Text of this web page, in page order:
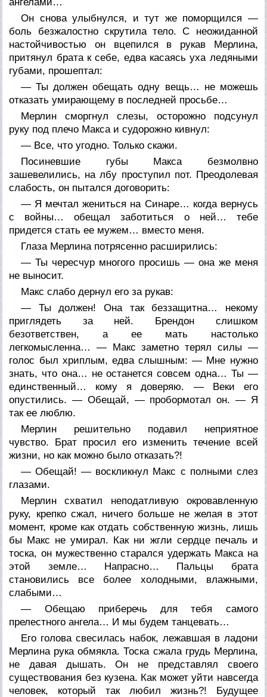
Он снова улыбнулся, и тут же поморщился —
боль безжалостно скрутила тело. С неожиданной
настойчивостью он вцепился в рукав Мерлина,
притянул брата к себе, едва касаясь уха ледяными
губами, прошептал:
— Ты должен обещать одну вещь… не можешь
отказать умирающему в последней просьбе…
Мерлин сморгнул слезы, осторожно подсунул
руку под плечо Макса и судорожно кивнул:
— Все, что угодно. Только скажи.
Посиневшие губы Макса безмолвно
зашевелились, на лбу проступил пот. Преодолевая
слабость, он пытался договорить:
— Я мечтал жениться на Синаре… когда вернусь
с войны… обещал заботиться о ней… тебе
придется стать ее мужем… вместо меня.
Глаза Мерлина потрясенно расширились:
— Ты чересчур многого просишь — она же меня
не выносит.
Макс слабо дернул его за рукав:
— Ты должен! Она так беззащитна… некому
приглядеть за ней. Брендон слишком
безответствен, а ее мать настолько
легкомысленна… — Макс заметно терял силы —
голос был хриплым, едва слышным: — Мне нужно
знать, что она… не останется совсем одна… Ты —
единственный… кому я доверяю. — Веки его
опустились. — Обещай, — пробормотал он. — Я
так ее люблю.
Мерлин решительно подавил неприятное
чувство. Брат просил его изменить течение всей
жизни, но как можно было отказать?!
— Обещай! — воскликнул Макс с полными слез
глазами.
Мерлин схватил неподатливую окровавленную
руку, крепко сжал, ничего больше не желая в этот
момент, кроме как отдать собственную жизнь, лишь
бы Макс не умирал. Как ни жгли сердце печаль и
тоска, он мужественно старался удержать Макса на
этой земле… Напрасно… Пальцы брата
становились все более холодными, влажными,
слабыми…
— Обещаю приберечь для тебя самого
прелестного ангела… И мы будем танцевать…
Его голова свесилась набок, лежавшая в ладони
Мерлина рука обмякла. Тоска сжала грудь Мерлина,
не давая дышать. Он не представлял своего
существования без кузена. Как может уйти навсегда
человек, который так любил жизнь?! Будущее